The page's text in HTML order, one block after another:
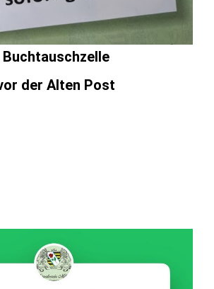
Buchtauschzelle
der Alten Post